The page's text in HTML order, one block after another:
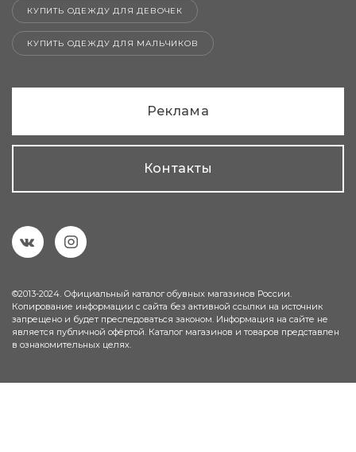
КУПИТЬ ОДЕЖДУ ДЛЯ ДЕВОЧЕК
КУПИТЬ ОДЕЖДУ ДЛЯ МАЛЬЧИКОВ
Реклама
Контакты
©2013-2024. Официальный каталог обувных магазинов России.
Копирование информации с сайта без активной ссылки на источник
запрещено и будет преследоваться законом. Информация на сайте не
является публичной офёртой. Каталог магазинов и товаров представлен
в ознакомительных целях.